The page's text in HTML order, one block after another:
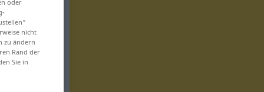
oder
nicht
zu ändern
Rand der
Sie in